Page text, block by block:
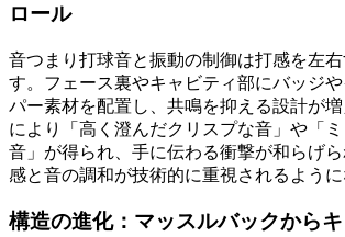
ロール
音つまり打球音と振動の制御は打感を左
す。フェース裏やキャビティ部にバッジ
パー素材を配置し、共鳴を抑える設計が
により「高く澄んだクリスプな音」や「
音」が得られ、手に伝わる衝撃が和らげ
感と音の調和が技術的に重視されるように
構造の進化：マッスルバックから